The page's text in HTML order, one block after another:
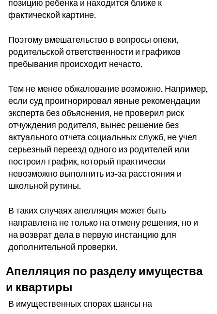
позицию ребенка и находится ближе к
фактической картине.
Поэтому вмешательство в вопросы опеки,
родительской ответственности и графиков
пребывания происходит нечасто.
Тем не менее обжалование возможно. Например,
если суд проигнорировал явные рекомендации
эксперта без объяснения, не проверил риск
отчуждения родителя, вынес решение без
актуального отчета социальных служб, не учел
серьезный переезд одного из родителей или
построил график, который практически
невозможно выполнить из-за расстояния и
школьной рутины.
В таких случаях апелляция может быть
направлена не только на отмену решения, но и
на возврат дела в первую инстанцию для
дополнительной проверки.
Апелляция по разделу имущества
и квартиры
В имущественных спорах шансы на